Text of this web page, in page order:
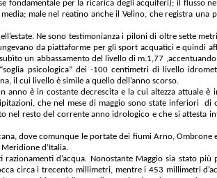
fondamentale per la ricarica degli acquiferi); il flusso
male nel reatino anche il Velino, che registra
Ne sono testimonianza i piloni di oltre sette
da piattaforme per gli sport acquatici e quindi
un abbassamento del livello di m.1,77
psicologica” dei -100 centimetri di livello
il cui livello è simile a quello dell’anno scorso.
anno è in costante decrescita e la cui altezza attuale
che nel mese di maggio sono state inferiori
nel resto del corrente anno idrologico e che si attesta
dove comunque le portate dei fiumi Arno, Ombrone
d’Italia.
d’acqua. Nonostante Maggio sia stato
circa i trecento millimetri, mentre i 453 millimetri